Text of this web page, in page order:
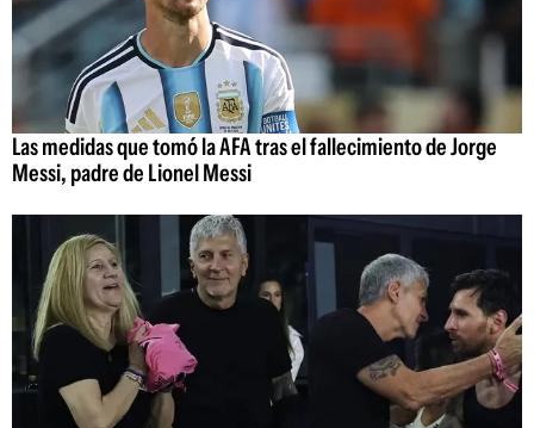
Las medidas que tomó la AFA tras el fallecimiento de Jorge
Messi, padre de Lionel Messi